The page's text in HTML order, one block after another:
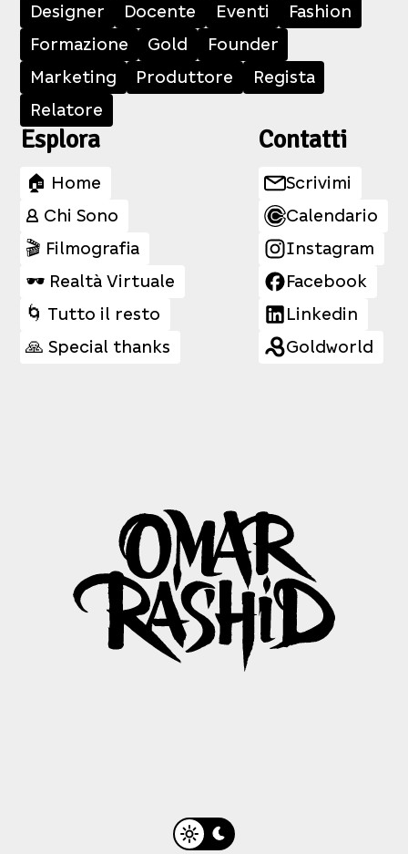
Designer
Docente Eventi
Fashion
Formazione
Gold
Founder
Marketing
Produttore
Regista
Relatore
Esplora
🏠 Home
👤 Chi Sono
🎬 Filmografia
🕶️ Realtà Virtuale
🌀 Tutto il resto
🙏 Special thanks
Contatti
Scrivimi
Calendario
Instagram
Facebook
Linkedin
Goldworld